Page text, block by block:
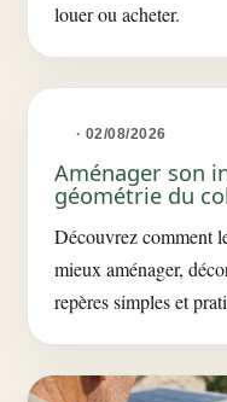
louer ou acheter.
· 02/08/2026
Aménager son
géométrie du
Découvrez comment
mieux aménager,
repères simples et